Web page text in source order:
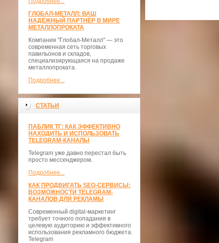
ГЛОБАЛ-МЕТАЛЛ: ВАШ
НАДЁЖНЫЙ ПАРТНЁР В МИРЕ
МЕТАЛЛОПРОКАТА
Компания "Глобал-Металл" — это
современная сеть торговых
павильонов и складов,
специализирующаяся на продаже
металлопроката.
Подробнее...
СТАТЬИ
ПАБЛИК ТГ: КАК ЭФФЕКТИВНО
НАХОДИТЬ И ИСПОЛЬЗОВАТЬ
TELEGRAM-КАНАЛЫ
Telegram уже давно перестал быть
просто мессенджером.
Подробнее...
КАК ПРОДВИГАТЬ SEO-СЕРВИСЫ:
ВОЗМОЖНОСТИ TELEGRAM-
КАНАЛОВ ДЛЯ РЕКЛАМЫ
Современный digital-маркетинг
требует точного попадания в
целевую аудиторию и эффективного
использования рекламного бюджета.
Telegram